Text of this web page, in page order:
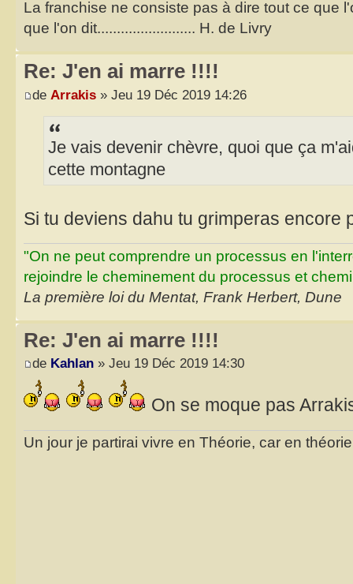
La franchise ne consiste pas à dire tout ce que
que l'on dit......................... H. de Livry
Re: J'en ai marre !!!!
de Arrakis » Jeu 19 Déc 2019 14:26
Je vais devenir chèvre, quoi que ça
cette montagne
Si tu deviens dahu tu grimperas encore
"On ne peut comprendre un processus en
rejoindre le cheminement du processus et
La première loi du Mentat, Frank Herbert, Dune
Re: J'en ai marre !!!!
de Kahlan » Jeu 19 Déc 2019 14:30
On se moque pas
Un jour je partirai vivre en Théorie, car en